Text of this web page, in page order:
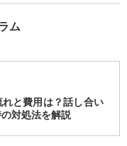
ム
と費用は？話し合い
対処法を解説